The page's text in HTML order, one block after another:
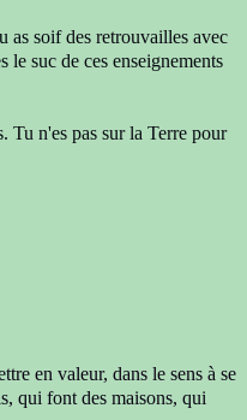
as soifdes retrouvailles avec
le suc de ces enseignements
Tu n'es pas sur la Terre pour
en valeur, dans le sens à se
qui font des maisons, qui